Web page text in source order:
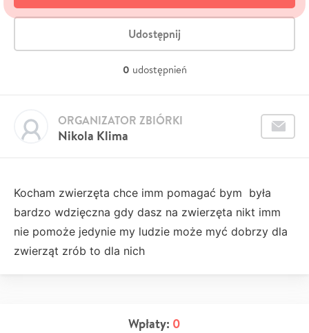
Udostępnij
0 udostępnień
Nikola Klima
ORGANIZATOR ZBIÓRKI
Kocham zwierzęta chce imm pomagać bym była
bardzo wdzięczna gdy dasz na zwierzęta nikt imm
nie pomoże jedynie my ludzie może myć dobrzy dla
zwierząt zrób to dla nich
Wpłaty: 0